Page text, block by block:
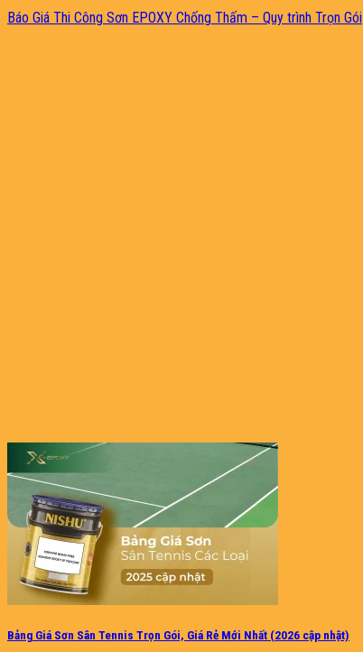
Báo Giá Thi Công Sơn EPOXY Chống Thấm – Quy trình Trọn Gói
Bảng Giá Sơn Sân Tennis Trọn Gói, Giá Rẻ Mới Nhất (2026 cập nhật)